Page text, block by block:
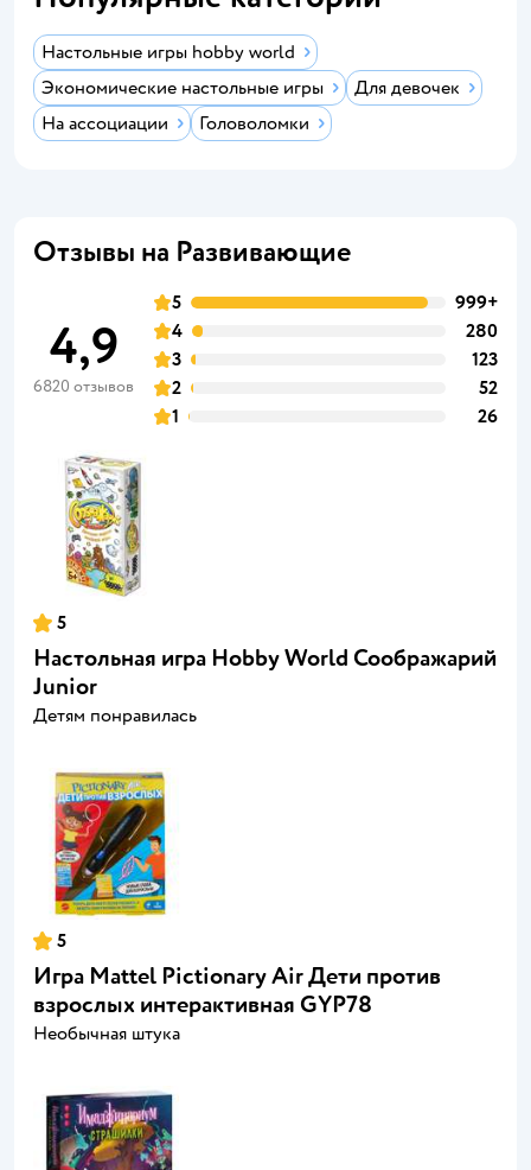
Настольные игры hobby world
Экономические настольные игры
Для девочек
На ассоциации
Головоломки
Отзывы на Развивающие
4,9
6820 отзывов
5
999+
4
280
3
123
2
52
1
26
5
Настольная игра Hobby World Соображарий
Junior
Детям понравилась
5
Игра Mattel Pictionary Air Дети против
взрослых интерактивная GYP78
Необычная штука